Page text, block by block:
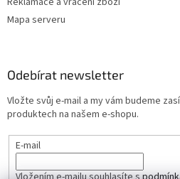
Mapa serveru
Odebírat newsletter
Vložte svůj e-mail a my vám budeme
produktech na našem e-shopu.
E-mail